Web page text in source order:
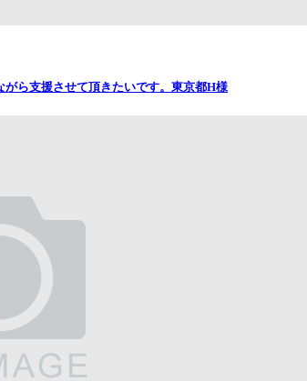
ら支援させて頂きたいです。東京都H様